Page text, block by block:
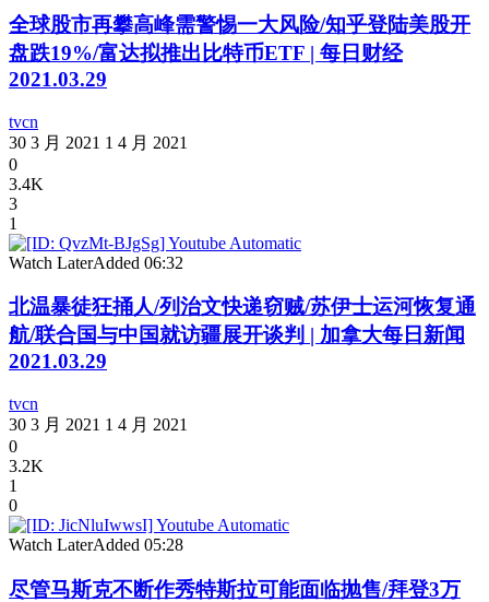
全球股市再攀高峰需警惕一大风险/知乎登陆美股开
盘跌19%/富达拟推出比特币ETF | 每日财经
2021.03.29
tvcn
30 3 月 2021 1 4 月 2021
0
3.4K
3
1
Watch LaterAdded 06:32
北温暴徒狂捅人/列治文快递窃贼/苏伊士运河恢复通
航/联合国与中国就访疆展开谈判 | 加拿大每日新闻
2021.03.29
tvcn
30 3 月 2021 1 4 月 2021
0
3.2K
1
0
Watch LaterAdded 05:28
尽管马斯克不断作秀特斯拉可能面临抛售/拜登3万